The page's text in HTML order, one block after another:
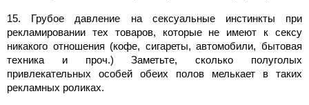
15. Грубое давление на сексуальные инстинкты при
рекламировании тех товаров, которые не имеют к сексу
никакого отношения (кофе, сигареты, автомобили, бытовая
техника и проч.) Заметьте, сколько полуголых
привлекательных особей обеих полов мелькает в таких
рекламных роликах.